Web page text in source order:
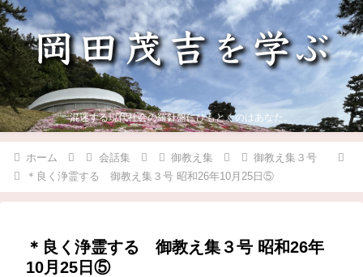
混迷する現代社会の羅針盤にひもとくのはあなた。
ホーム 会話集 御教え集
御教え集３号
＊良く浄霊する 御教え集３号 昭和26年10月25日⑤
＊良く浄霊する 御教え集３号 昭和26年
10月25日⑤